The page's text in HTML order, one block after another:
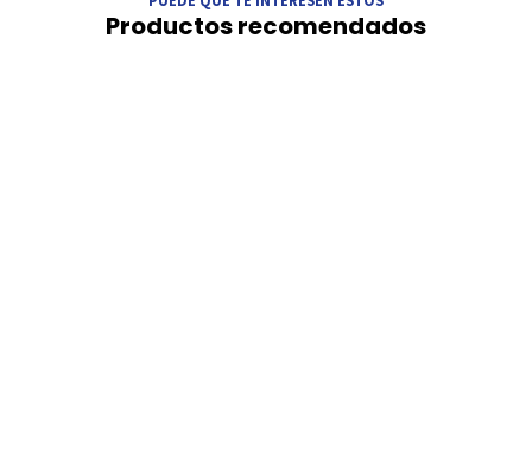
Productos recomendados